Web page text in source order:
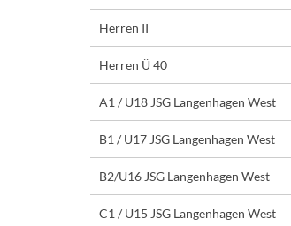
Herren II
Herren Ü 40
A1 / U18 JSG Langenhagen West
B1 / U17 JSG Langenhagen West
B2/U16 JSG Langenhagen West
C1 / U15 JSG Langenhagen West